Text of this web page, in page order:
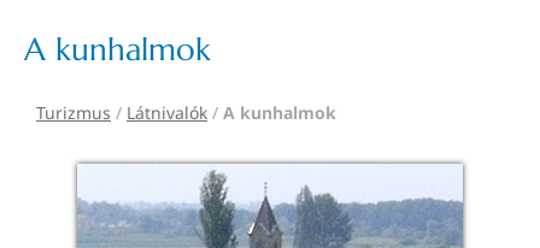
A kunhalmok
Turizmus / Látnivalók / A kunhalmok